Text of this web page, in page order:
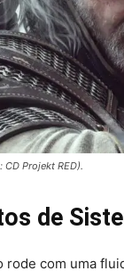
Projekt RED).
de
rode com uma